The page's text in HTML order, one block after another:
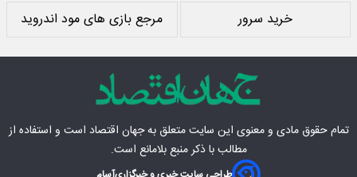
خرید سرور
مرجع بازی های مود اندروید
تمام حقوق مادی‌ و معنوی این سایت متعلق بهجهان اقتصاد است و استفاده از
مطالب با ذکر منبع بلامانع است.